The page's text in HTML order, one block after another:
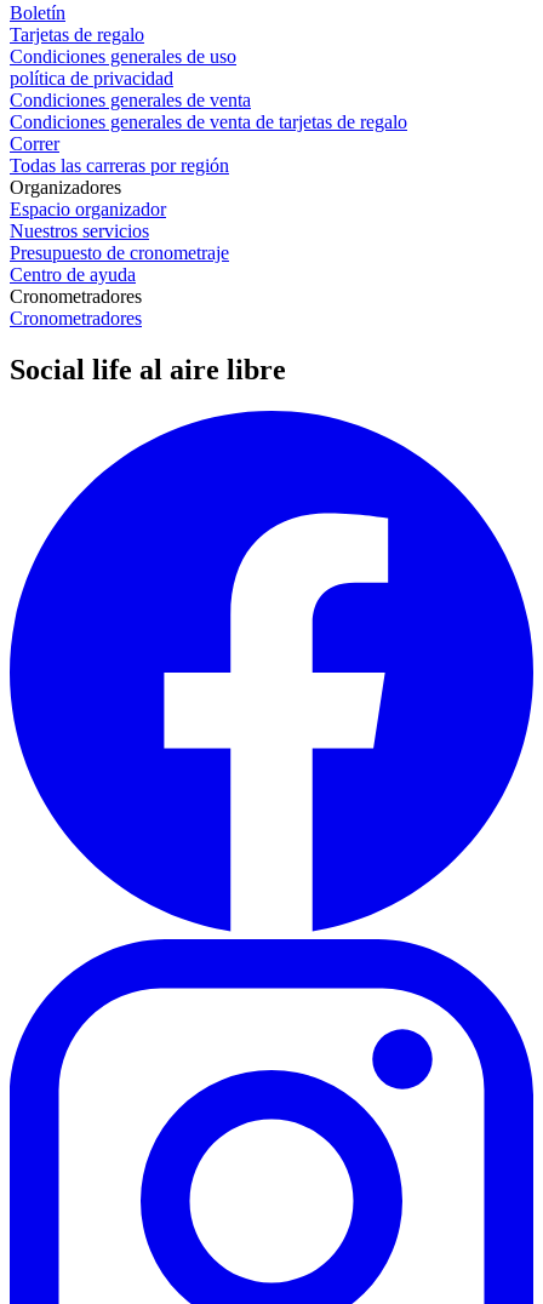
Boletín
Tarjetas de regalo
Condiciones generales de uso
política de privacidad
Condiciones generales de venta
Condiciones generales de venta de tarjetas de regalo
Correr
Todas las carreras por región
Organizadores
Espacio organizador
Nuestros servicios
Presupuesto de cronometraje
Centro de ayuda
Cronometradores
Cronometradores
Social life al aire libre